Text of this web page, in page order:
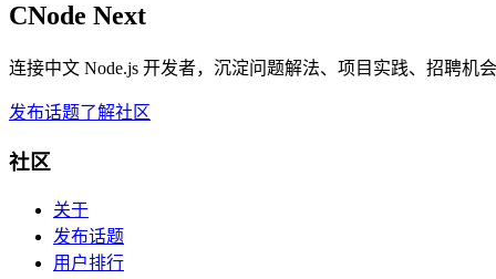
CNode Next
连接中文 Node.js 开发者，沉淀问题解法、项目实践、招聘机会
发布话题了解社区
社区
关于
发布话题
用户排行